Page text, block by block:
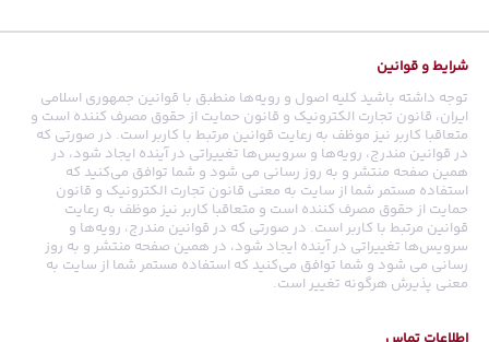
شرایط و قوانین
توجه داشته باشید کلیه اصول و رویه‏‌ها منطبق با قوانین جمهوری اسلامی
ایران، قانون تجارت الکترونیک و قانون حمایت از حقوق مصرف کننده است و
متعاقبا کاربر نیز موظف به رعایت قوانین مرتبط با کاربر است. در صورتی که
در قوانین مندرج، رویه‏‌ها و سرویس‏‌ها تغییراتی در آینده ایجاد شود، در
همین صفحه منتشر و به روز رسانی می شود و شما توافق می‏‌کنید که
استفاده مستمر شما از سایت به معنی قانون تجارت الکترونیک و قانون
حمایت از حقوق مصرف کننده است و متعاقبا کاربر نیز موظف به رعایت
قوانین مرتبط با کاربر است. در صورتی که در قوانین مندرج، رویه‏‌ها و
سرویس‏‌ها تغییراتی در آینده ایجاد شود، در همین صفحه منتشر و به روز
رسانی می شود و شما توافق می‏‌کنید که استفاده مستمر شما از سایت به
معنی پذیرش هرگونه تغییر است.